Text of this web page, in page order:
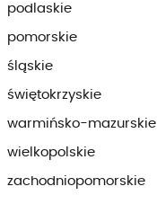
podlaskie
pomorskie
śląskie
świętokrzyskie
warmińsko-mazurskie
wielkopolskie
zachodniopomorskie